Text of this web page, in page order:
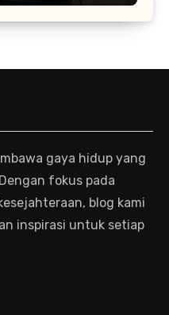
gaya hidup yang
fokus pada
blog kami
inspirasi untuk setiap